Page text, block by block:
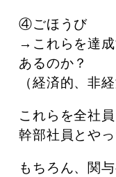
④ごほうび
→これらを達
あるのか？
（経済的、非経
これらを全社
幹部社員とや
もちろん、関